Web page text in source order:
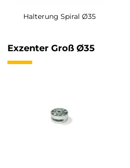
Halterung Spiral Ø35
Exzenter Groß Ø35